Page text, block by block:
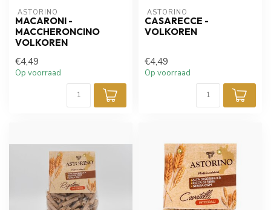
ASTORINO
MACARONI -
MACCHERONCINO
VOLKOREN
€4,49
Op voorraad
ASTORINO
CASARECCE -
VOLKOREN
€4,49
Op voorraad